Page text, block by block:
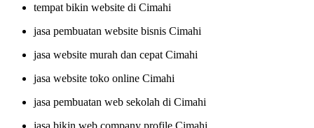
tempat bikin website di Cimahi
jasa pembuatan website bisnis Cimahi
jasa website murah dan cepat Cimahi
jasa website toko online Cimahi
jasa pembuatan web sekolah di Cimahi
jasa bikin web company profile Cimahi